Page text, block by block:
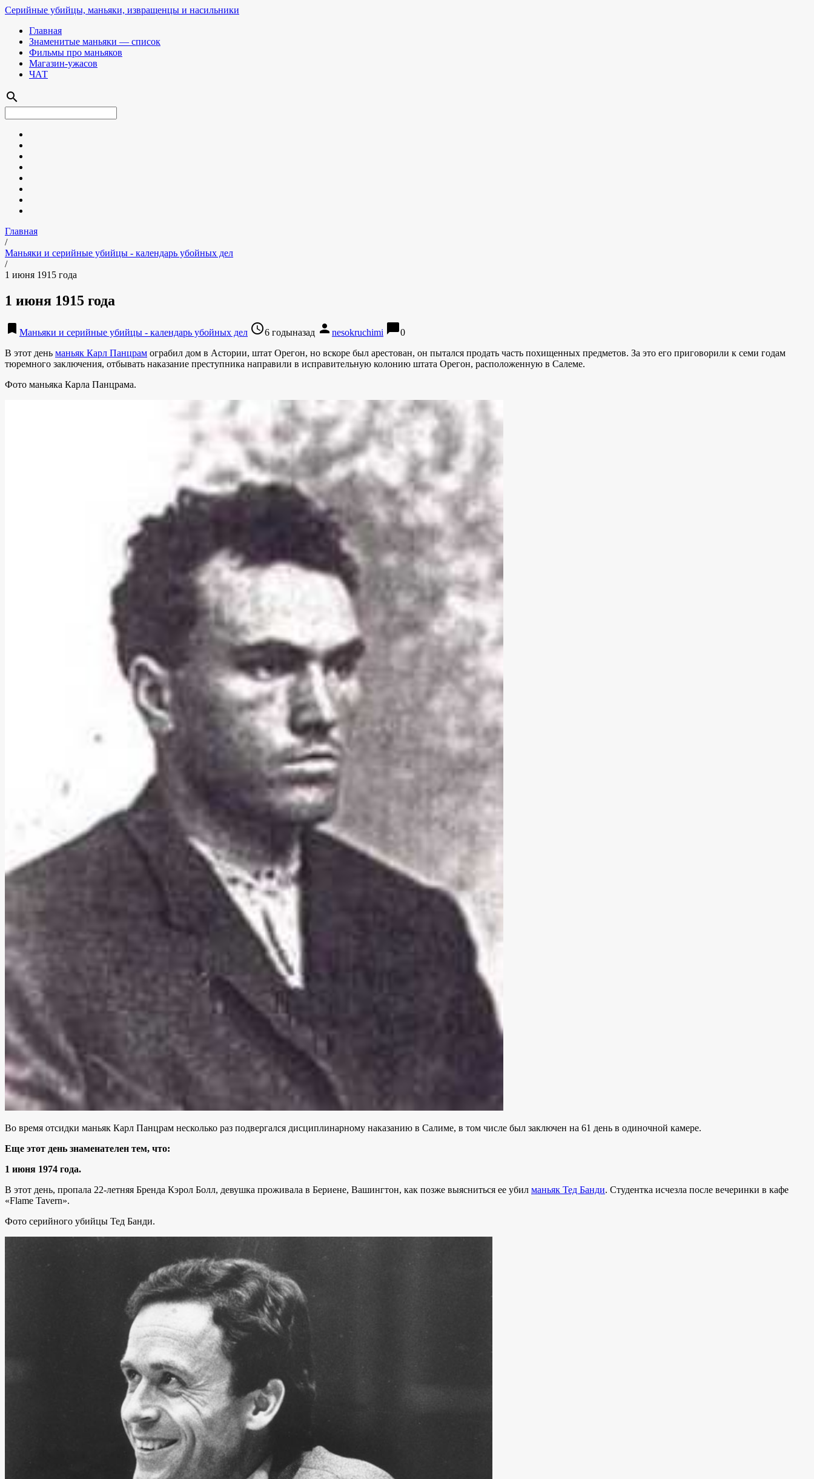
Серийные убийцы, маньяки, извращенцы и насильники
Главная
Знаменитые маньяки — список
Фильмы про маньяков
Магазин-ужасов
ЧАТ
search
Главная
/
Маньяки и серийные убийцы - календарь убойных дел
/
1 июня 1915 года
1 июня 1915 года
bookmark Маньяки и серийные убийцы - календарь убойных дел access_time6 годыназад person nesokruchimi chat_bubble0
В этот день маньяк Карл Панцрам ограбил дом в Астории, штат Орегон, но вскоре был арестован, он пытался продать часть похищенных предметов. За это его приговорили к семи годам
тюремного заключения, отбывать наказание преступника направили в исправительную колонию штата Орегон, расположенную в Салеме.
Фото маньяка Карла Панцрама.
Во время отсидки маньяк Карл Панцрам несколько раз подвергался дисциплинарному наказанию в Салиме, в том числе был заключен на 61 день в одиночной камере.
Еще этот день знаменателен тем, что:
1 июня 1974 года.
В этот день, пропала 22-летняя Бренда Кэрол Болл, девушка проживала в Бериене, Вашингтон, как позже выясниться ее убил маньяк Тед Банди. Студентка исчезла после вечеринки в кафе
«Flame Tavern».
Фото серийного убийцы Тед Банди.